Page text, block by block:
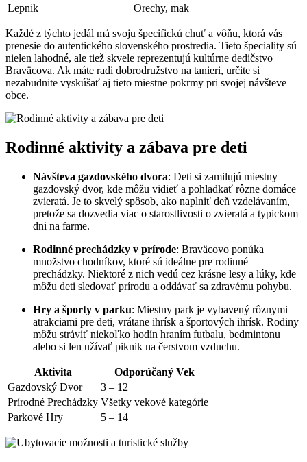
Lepnik Orechy, mak
Každé z týchto jedál má svoju špecifickú chuť a vôňu, ktorá vás
prenesie do autentického slovenského prostredia. Tieto špeciality sú
nielen lahodné, ale tiež skvele reprezentujú kultúrne dedičstvo
Braväcova. Ak máte radi dobrodružstvo na tanieri, určite si
nezabudnite vyskúšať aj tieto miestne pokrmy pri svojej návšteve
obce.
Rodinné aktivity a zábava pre deti
Návšteva gazdovského dvora: Deti si zamilujú miestny
gazdovský dvor, kde môžu vidieť a pohladkať rôzne domáce
zvieratá. Je to skvelý spôsob, ako naplniť deň vzdelávaním,
pretože sa dozvedia viac o starostlivosti o zvieratá a typickom
dni na farme.
Rodinné prechádzky v prírode: Braväcovo ponúka
množstvo chodníkov, ktoré sú ideálne pre rodinné
prechádzky. Niektoré z nich vedú cez krásne lesy a lúky, kde
môžu deti sledovať prírodu a oddávať sa zdravému pohybu.
Hry a športy v parku: Miestny park je vybavený rôznymi
atrakciami pre deti, vrátane ihrísk a športových ihrísk. Rodiny
môžu stráviť niekoľko hodín hraním futbalu, bedmintonu
alebo si len užívať piknik na čerstvom vzduchu.
Aktivita
Odporúčaný Vek
Gazdovský Dvor
3 – 12
Prírodné Prechádzky Všetky vekové kategórie
Parkové Hry
5 – 14